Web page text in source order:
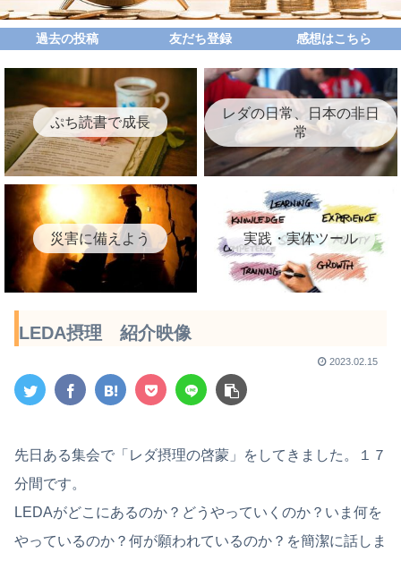
過去の投稿 友だち登録 感想はこちら
ぷち読書で成長
レダの日常、日本の非日
常
災害に備えよう 実践・実体ツール
LEDA摂理 紹介映像
2023.02.15
先日ある集会で「レダ摂理の啓蒙」をしてきました。１７
分間です。
LEDAがどこにあるのか？どうやっていくのか？いま何を
やっているのか？何が願われているのか？を簡潔に話しま